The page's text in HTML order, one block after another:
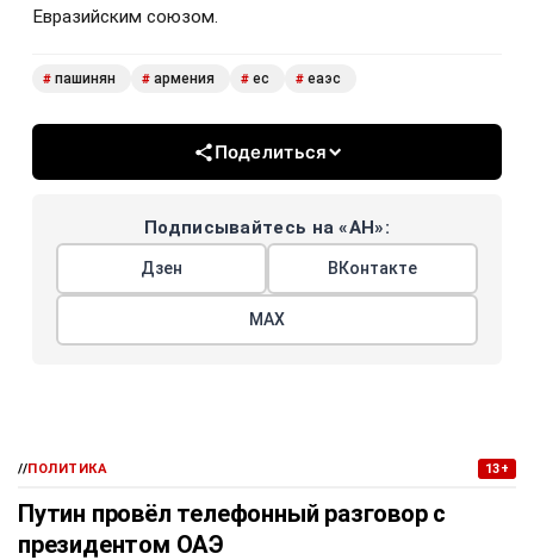
Евразийским союзом.
# пашинян # армения # ес # еаэс
Поделиться
Подписывайтесь на «АН»:
Дзен ВКонтакте
МАХ
//ПОЛИТИКА 13+
Путин провёл телефонный разговор с
президентом ОАЭ